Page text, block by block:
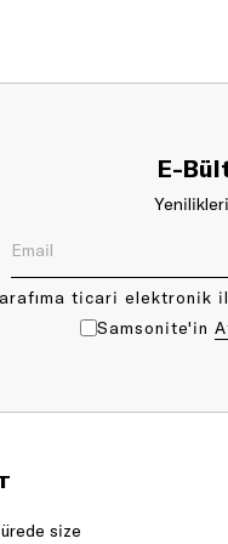
E-
ticari elektronik
Samsonite'in
size